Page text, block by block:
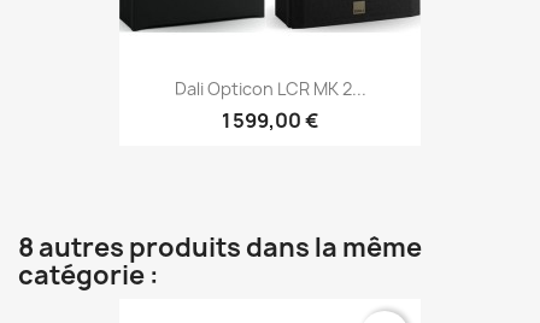
Dali Opticon LCR MK 2...
1 599,00 €
8 autres produits dans la même
catégorie :